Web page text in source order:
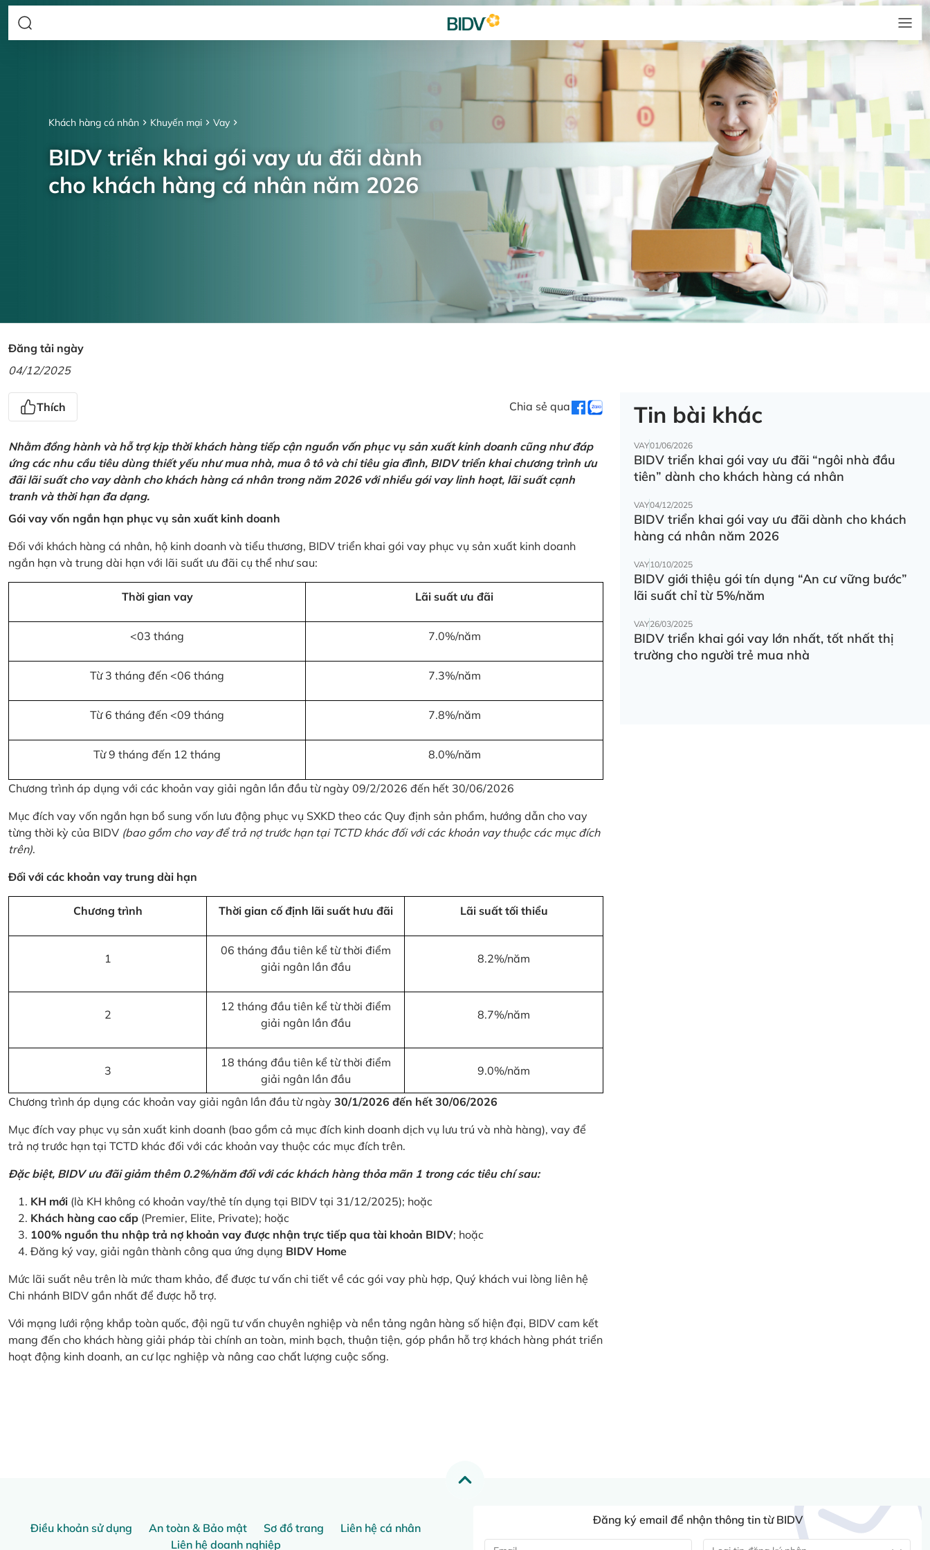
Khách hàng cá nhân Khuyến mại Vay
BIDV triển khai gói vay ưu đãi dành
cho khách hàng cá nhân năm 2026
Đăng tải ngày
04/12/2025
Thích Chia sẻ qua
Nhằm đồng hành và hỗ trợ kịp thời khách hàng tiếp cận nguồn vốn phục vụ sản xuất kinh doanh cũng như đáp
ứng các nhu cầu tiêu dùng thiết yếu như mua nhà, mua ô tô và chi tiêu gia đình, BIDV triển khai chương trình ưu
đãi lãi suất cho vay dành cho khách hàng cá nhân trong năm 2026 với nhiều gói vay linh hoạt, lãi suất cạnh
tranh và thời hạn đa dạng.
Gói vay vốn ngắn hạn phục vụ sản xuất kinh doanh
Đối với khách hàng cá nhân, hộ kinh doanh và tiểu thương, BIDV triển khai gói vay phục vụ sản xuất kinh doanh
ngắn hạn và trung dài hạn với lãi suất ưu đãi cụ thể như sau:
Thời gian vay Lãi suất ưu đãi
<03 tháng 7.0%/năm
Từ 3 tháng đến <06 tháng 7.3%/năm
Từ 6 tháng đến <09 tháng 7.8%/năm
Từ 9 tháng đến 12 tháng 8.0%/năm
Chương trình áp dụng với các khoản vay giải ngân lần đầu từ ngày 09/2/2026 đến hết 30/06/2026
Mục đích vay vốn ngắn hạn bổ sung vốn lưu động phục vụ SXKD theo các Quy định sản phẩm, hướng dẫn cho vay
từng thời kỳ của BIDV (bao gồm cho vay để trả nợ trước hạn tại TCTD khác đối với các khoản vay thuộc các mục đích
trên).
Đối với các khoản vay trung dài hạn
Chương trình Thời gian cố định lãi suất hưu đãi Lãi suất tối thiểu
1
06 tháng đầu tiên kể từ thời điểm
giải ngân lần đầu
8.2%/năm
2
12 tháng đầu tiên kể từ thời điểm
giải ngân lần đầu
8.7%/năm
3
18 tháng đầu tiên kể từ thời điểm
giải ngân lần đầu
9.0%/năm
Chương trình áp dụng các khoản vay giải ngân lần đầu từ ngày 30/1/2026 đến hết 30/06/2026
Mục đích vay phục vụ sản xuất kinh doanh (bao gồm cả mục đích kinh doanh dịch vụ lưu trú và nhà hàng), vay để
trả nợ trước hạn tại TCTD khác đối với các khoản vay thuộc các mục đích trên.
Đặc biệt, BIDV ưu đãi giảm thêm 0.2%/năm đối với các khách hàng thỏa mãn 1 trong các tiêu chí sau:
KH mới (là KH không có khoản vay/thẻ tín dụng tại BIDV tại 31/12/2025); hoặc
Khách hàng cao cấp (Premier, Elite, Private); hoặc
100% nguồn thu nhập trả nợ khoản vay được nhận trực tiếp qua tài khoản BIDV; hoặc
Đăng ký vay, giải ngân thành công qua ứng dụng BIDV Home
Mức lãi suất nêu trên là mức tham khảo, để được tư vấn chi tiết về các gói vay phù hợp, Quý khách vui lòng liên hệ
Chi nhánh BIDV gần nhất để được hỗ trợ.
Với mạng lưới rộng khắp toàn quốc, đội ngũ tư vấn chuyên nghiệp và nền tảng ngân hàng số hiện đại, BIDV cam kết
mang đến cho khách hàng giải pháp tài chính an toàn, minh bạch, thuận tiện, góp phần hỗ trợ khách hàng phát triển
hoạt động kinh doanh, an cư lạc nghiệp và nâng cao chất lượng cuộc sống.
Tin bài khác
VAY01/06/2026
BIDV triển khai gói vay ưu đãi “ngôi nhà đầu
tiên” dành cho khách hàng cá nhân
VAY04/12/2025
BIDV triển khai gói vay ưu đãi dành cho khách
hàng cá nhân năm 2026
VAY10/10/2025
BIDV giới thiệu gói tín dụng “An cư vững bước”
lãi suất chỉ từ 5%/năm
VAY26/03/2025
BIDV triển khai gói vay lớn nhất, tốt nhất thị
trường cho người trẻ mua nhà
Điều khoản sử dụng An toàn & Bảo mật Sơ đồ trang
Liên hệ cá nhân
Liên hệ doanh nghiệp
Đăng ký email để nhận thông tin từ BIDV